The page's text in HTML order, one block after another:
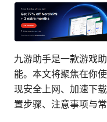
九游助手是一款游戏
能。本文将聚焦在你
现安全上网、加速下
置步骤、注意事项与